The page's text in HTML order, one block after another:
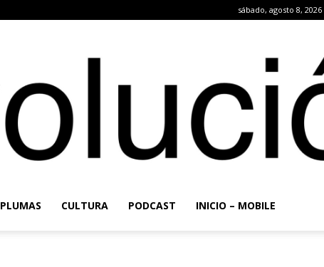
sábado, agosto 8, 2026
PLUMAS CULTURA PODCAST INICIO – MOBILE